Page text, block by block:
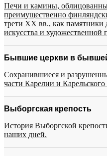
Печи и камины,
преимущественно
трети XX вв., как памятники
искусства и
Бывшие церкви в
Сохранившиеся и
части Карелии и
Выборгская крепость
История Выборгской
наших дней.